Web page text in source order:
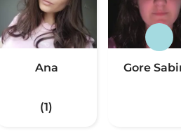
Ana
(1)
Gore